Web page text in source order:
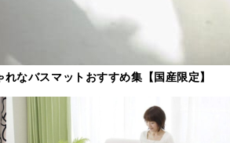
なバスマットおすすめ集【国産限定】